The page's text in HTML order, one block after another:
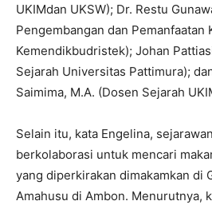
UKIMdan UKSW); Dr. Restu
Pengembangan dan Pemanfaatan
Kemendikbudristek); Johan
Sejarah Universitas Pattimura);
Saimima, M.A. (Dosen Sejarah
Selain itu, kata Engelina,
berkolaborasi untuk mencari
yang diperkirakan dimakamkan di
Amahusu di Ambon. Menurutnya,